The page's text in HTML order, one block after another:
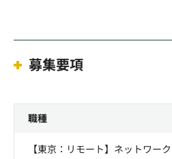
募集要項
職種
【東京：リモート】ネットワー